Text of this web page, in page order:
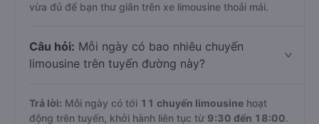
vừa đủ để bạn thư giãn trên xe limousine thoải mái.
Câu hỏi: Mỗi ngày có bao nhiêu chuyến
limousine trên tuyến đường này?
Trả lời: Mỗi ngày có tới 11 chuyến limousine hoạt
động trên tuyến, khởi hành liên tục từ 9:30 đến 18:00.